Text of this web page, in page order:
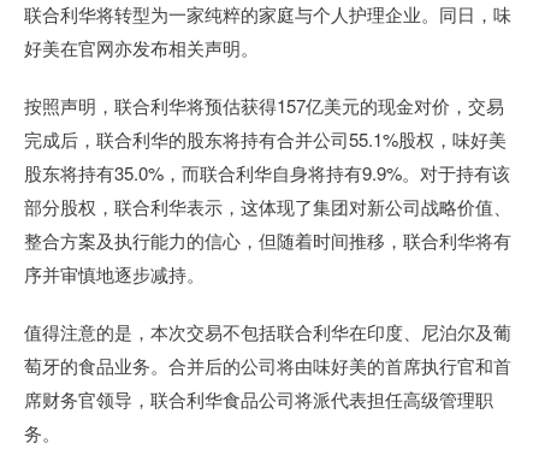
联合利华将转型为一家纯粹的家庭与个人护理企业。同日，味
好美在官网亦发布相关声明。
按照声明，联合利华将预估获得157亿美元的现金对价，交易
完成后，联合利华的股东将持有合并公司55.1%股权，味好美
股东将持有35.0%，而联合利华自身将持有9.9%。对于持有该
部分股权，联合利华表示，这体现了集团对新公司战略价值、
整合方案及执行能力的信心，但随着时间推移，联合利华将有
序并审慎地逐步减持。
值得注意的是，本次交易不包括联合利华在印度、尼泊尔及葡
萄牙的食品业务。合并后的公司将由味好美的首席执行官和首
席财务官领导，联合利华食品公司将派代表担任高级管理职
务。